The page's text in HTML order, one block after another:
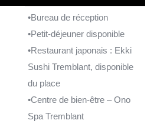
•Bureau de réception
•Petit-déjeuner disponible
•Restaurant japonais : Ekki
Sushi Tremblant, disponible
du place
•Centre de bien-être – Ono
Spa Tremblant